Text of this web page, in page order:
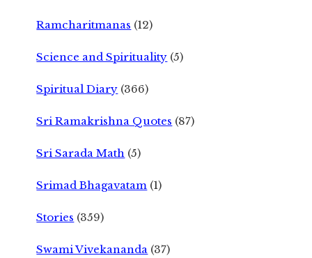
Ramcharitmanas (12)
Science and Spirituality (5)
Spiritual Diary (366)
Sri Ramakrishna Quotes (87)
Sri Sarada Math (5)
Srimad Bhagavatam (1)
Stories (359)
Swami Vivekananda (37)